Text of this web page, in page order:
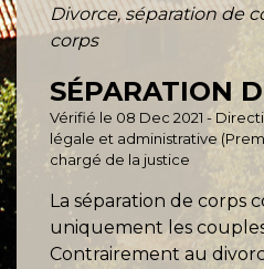
Divorce, séparation de
corps
SÉPARATION
Vérifié le 08 Dec 2021 -
légale et administrative
chargé de la justice
La séparation de corps
uniquement les
Contrairement au